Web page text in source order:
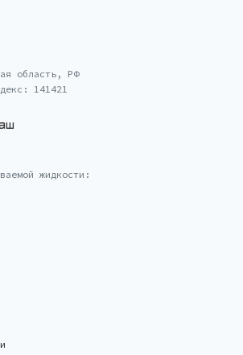
область, РФ
141421
жидкости: